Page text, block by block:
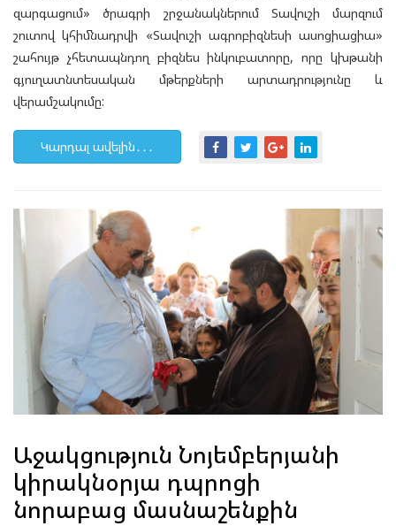
զարգացում» ծրագրի շրջանակներում Տավուշի մարզում
շուտով կհիմնադրվի «Տավուշի ագրոբիզնեսի ասոցիացիա»
շահույթ չհետապնդող բիզնես ինկուբատորը, որը կխթանի
գյուղատնտեսական մթերքների արտադրությունը և
վերամշակումը:
Կարդալ ավելին․․․
Աջակցություն Նոյեմբերյանի
կիրակնօրյա դպրոցի
նորաբաց մասնաշենքին